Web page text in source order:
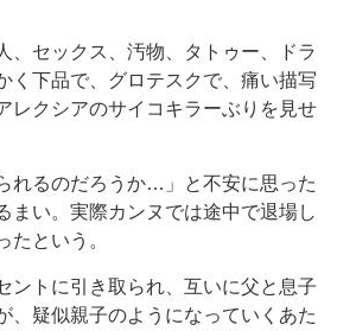
セックス、汚物、タトゥー、ドラ
く下品で、グロテスクで、痛い描写
レクシアのサイコキラーぶりを見せ
れるのだろうか…」と不安に思った
まい。実際カンヌでは途中で退場し
たという。
トに引き取られ、互いに父と息子
、疑似親子のようになっていくあた